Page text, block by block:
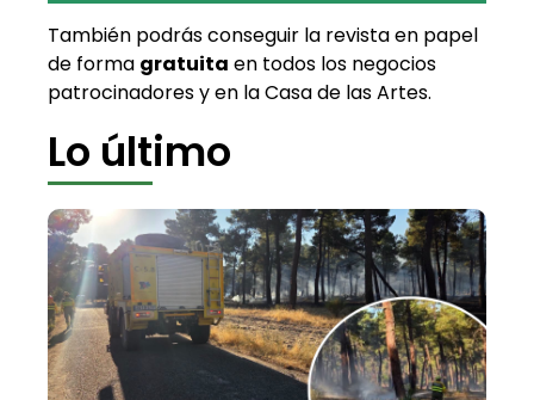
También podrás conseguir la revista en papel
de forma gratuita en todos los negocios
patrocinadores y en la Casa de las Artes.
Lo último